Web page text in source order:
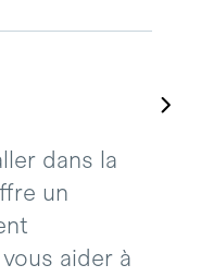
dans la
un
aider à